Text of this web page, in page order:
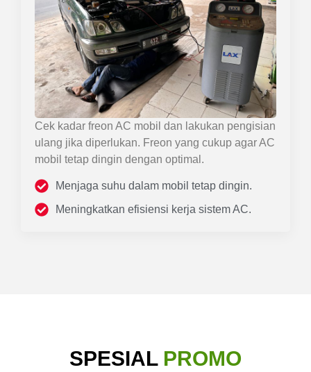
Cek kadar freon AC mobil dan lakukan pengisian
ulang jika diperlukan. Freon yang cukup agar AC
mobil tetap dingin dengan optimal.
Menjaga suhu dalam mobil tetap dingin.
Meningkatkan efisiensi kerja sistem AC.
SPESIAL PROMO